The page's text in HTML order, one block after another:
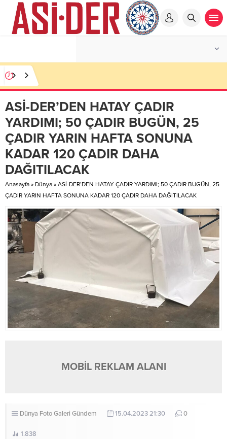
ASİ-DER’DEN HATAY ÇADIR
YARDIMI; 50 ÇADIR BUGÜN, 25
ÇADIR YARIN HAFTA SONUNA
KADAR 120 ÇADIR DAHA
DAĞITILACAK
Anasayfa » Dünya » ASİ-DER’DEN HATAY ÇADIR YARDIMI; 50 ÇADIR BUGÜN, 25
ÇADIR YARIN HAFTA SONUNA KADAR 120 ÇADIR DAHA DAĞITILACAK
MOBİL REKLAM ALANI
Dünya Foto Galeri Gündem 15.04.2023 21:30 0
1.838